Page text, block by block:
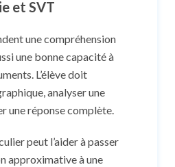
et SVT
une compréhension
une bonne capacité à
L’élève doit
analyser une
une réponse complète.
peut l’aider à passer
approximative à une